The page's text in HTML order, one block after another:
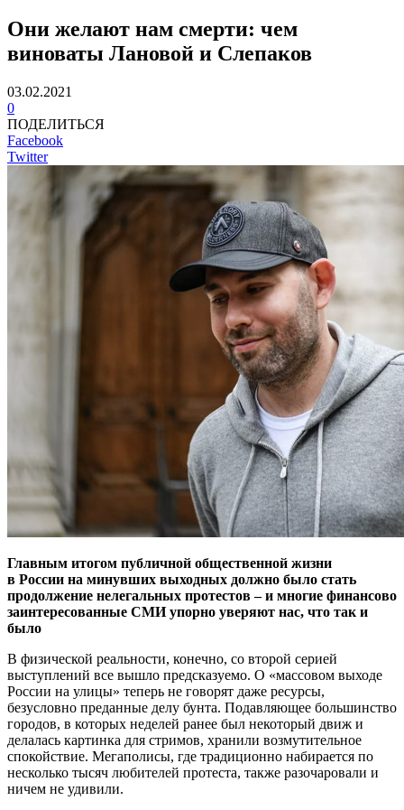
Они желают нам смерти: чем
виноваты Лановой и Слепаков
03.02.2021
0
ПОДЕЛИТЬСЯ
Facebook
Twitter
Главным итогом публичной общественной жизни
в России на минувших выходных должно было стать
продолжение нелегальных протестов – и многие финансово
заинтересованные СМИ упорно уверяют нас, что так и
было
В физической реальности, конечно, со второй серией
выступлений все вышло предсказуемо. О «массовом выходе
России на улицы» теперь не говорят даже ресурсы,
безусловно преданные делу бунта. Подавляющее большинство
городов, в которых неделей ранее был некоторый движ и
делалась картинка для стримов, хранили возмутительное
спокойствие. Мегаполисы, где традиционно набирается по
несколько тысяч любителей протеста, также разочаровали и
ничем не удивили.